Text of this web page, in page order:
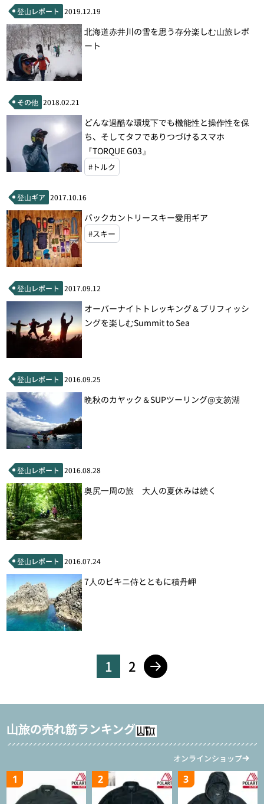
登山レポート 2019.12.19
北海道赤井川の雪を思う存分楽しむ山旅レポ
ート
その他 2018.02.21
どんな過酷な環境下でも機能性と操作性を保
ち、そしてタフでありつづけるスマホ
『TORQUE G03』
#トルク
登山ギア 2017.10.16
バックカントリースキー愛用ギア
#スキー
登山レポート 2017.09.12
オーバーナイトトレッキング＆ブリフィッシ
ングを楽しむSummit to Sea
登山レポート 2016.09.25
晩秋のカヤック＆SUPツーリング@支笏湖
登山レポート 2016.08.28
奥尻一周の旅 大人の夏休みは続く
登山レポート 2016.07.24
7人のビキニ侍とともに積丹岬
1 2
山旅の売れ筋ランキング
オンラインショップ
1 2 3